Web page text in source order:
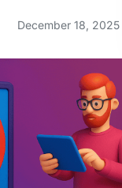
December 18, 2025